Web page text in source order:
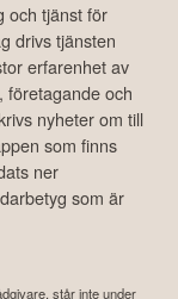
och tjänst för
drivs tjänsten
erfarenhet av
företagande och
nyheter om till
som finns
ner
som är
står inte under